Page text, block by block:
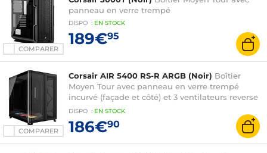
COMPARER
panneau en verre trempé
DISPO : EN STOCK
189€95
COMPARER
Corsair AIR 5400 RS-R ARGB (Noir) Boîtier
Moyen Tour avec panneau en verre trempé
incurvé (façade et côté) et 3 ventilateurs reverse
RS-R ARGB 120 mm
DISPO : EN STOCK
186€90